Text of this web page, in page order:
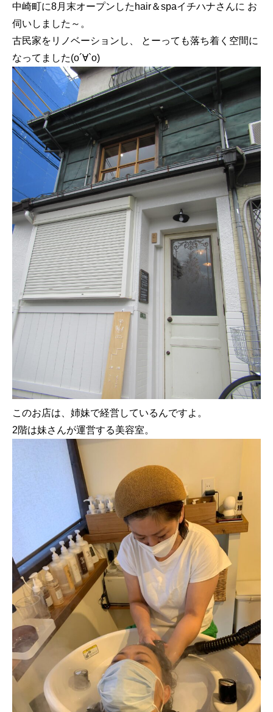
中崎町に8月末オープンしたhair＆spaイチハナさんに お
伺いしました～。
古民家をリノベーションし、 とーっても落ち着く空間に
なってました(о´∀`о)
このお店は、姉妹で経営しているんですよ。
2階は妹さんが運営する美容室。